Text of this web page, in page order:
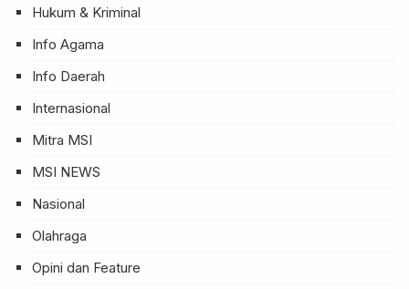
Hukum & Kriminal
Info Agama
Info Daerah
Internasional
Mitra MSI
MSI NEWS
Nasional
Olahraga
Opini dan Feature